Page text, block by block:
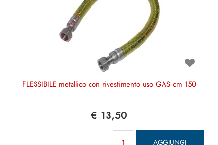
FLESSIBILE metallico con rivestimento uso GAS cm 150
€ 13,50
AGGIUNGI